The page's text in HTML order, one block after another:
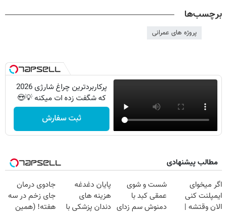
برچسب‌ها
پروژه های عمرانی
پرکاربردترین چراغ شارژی 2026
که شگفت زده ات میکنه 💡😍
ثبت سفارش
مطالب پیشنهادی
اگر میخوای
ایمپلنت کنی
الان وقتشه |
شست و شوی
عمقی کبد با
دمنوش سم زدای
پایان دغدغه
هزینه های
دندان پزشکی با
جادوی درمان
جای زخم در سه
هفته! (همین